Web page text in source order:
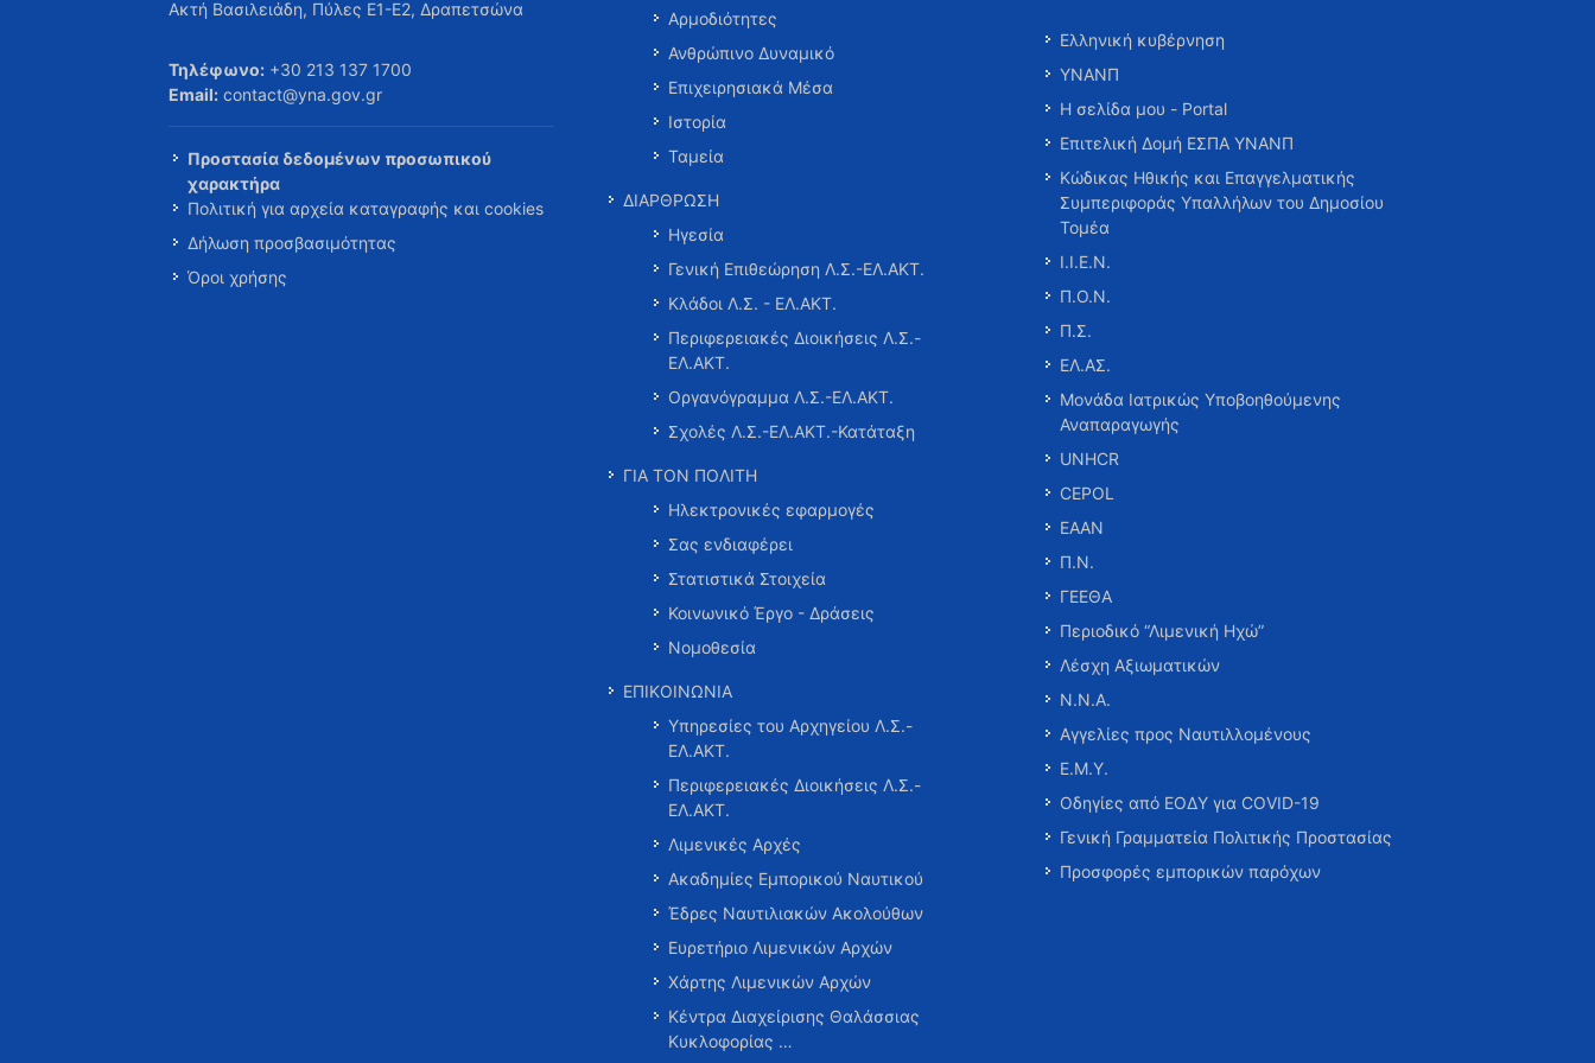
Ακτή Βασιλειάδη, Πύλες Ε1-Ε2, Δραπετσώνα
Τηλέφωνο: +30 213 137 1700
Email: contact@yna.gov.gr
Προστασία δεδομένων προσωπικού
χαρακτήρα
Πολιτική για αρχεία καταγραφής και cookies
Δήλωση προσβασιμότητας
Όροι χρήσης
Αρμοδιότητες
Ανθρώπινο Δυναμικό
Επιχειρησιακά Μέσα
Ιστορία
Ταμεία
ΔΙΑΡΘΡΩΣΗ
Ηγεσία
Γενική Επιθεώρηση Λ.Σ.-ΕΛ.ΑΚΤ.
Κλάδοι Λ.Σ. - ΕΛ.ΑΚΤ.
Περιφερειακές Διοικήσεις Λ.Σ.-
ΕΛ.ΑΚΤ.
Οργανόγραμμα Λ.Σ.-ΕΛ.ΑΚΤ.
Σχολές Λ.Σ.-ΕΛ.ΑΚΤ.-Κατάταξη
ΓΙΑ ΤΟΝ ΠΟΛΙΤΗ
Ηλεκτρονικές εφαρμογές
Σας ενδιαφέρει
Στατιστικά Στοιχεία
Κοινωνικό Έργο - Δράσεις
Νομοθεσία
ΕΠΙΚΟΙΝΩΝΙΑ
Υπηρεσίες του Αρχηγείου Λ.Σ.-
ΕΛ.ΑΚΤ.
Περιφερειακές Διοικήσεις Λ.Σ.-
ΕΛ.ΑΚΤ.
Λιμενικές Αρχές
Ακαδημίες Εμπορικού Ναυτικού
Έδρες Ναυτιλιακών Ακολούθων
Ευρετήριο Λιμενικών Αρχών
Χάρτης Λιμενικών Αρχών
Κέντρα Διαχείρισης Θαλάσσιας
Κυκλοφορίας …
Ελληνική κυβέρνηση
ΥΝΑΝΠ
Η σελίδα μου - Portal
Επιτελική Δομή ΕΣΠΑ ΥΝΑΝΠ
Κώδικας Ηθικής και Επαγγελματικής
Συμπεριφοράς Υπαλλήλων του Δημοσίου
Τομέα
Ι.Ι.Ε.Ν.
Π.Ο.Ν.
Π.Σ.
ΕΛ.ΑΣ.
Μονάδα Ιατρικώς Υποβοηθούμενης
Αναπαραγωγής
UNHCR
CEPOL
ΕΑΑΝ
Π.Ν.
ΓΕΕΘΑ
Περιοδικό “Λιμενική Ηχώ”
Λέσχη Αξιωματικών
Ν.Ν.Α.
Αγγελίες προς Ναυτιλλομένους
Ε.Μ.Υ.
Οδηγίες από ΕΟΔΥ για COVID-19
Γενική Γραμματεία Πολιτικής Προστασίας
Προσφορές εμπορικών παρόχων